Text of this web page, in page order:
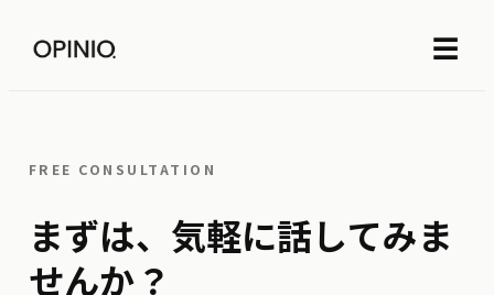
☰
FREE CONSULTATION
まずは、気軽に話してみま
せんか？